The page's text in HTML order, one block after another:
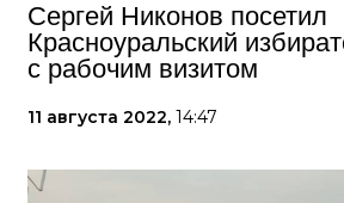
Сергей Никонов посетил
Красноуральский
с рабочим визитом
11 августа 2022, 14:47